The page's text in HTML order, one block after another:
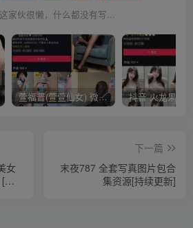
这家伙很懒，什么都没有写...
萱福晋(萱萱仙女) 微密圈网红视图 作品合集资源 [持续更新]
女
持
下一篇
末夜787 全套写真图片包合
集资源[持续更新]